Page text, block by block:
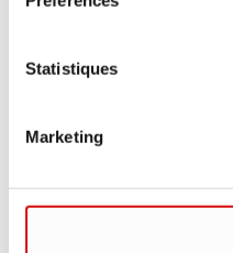
Statistiques
Marketing